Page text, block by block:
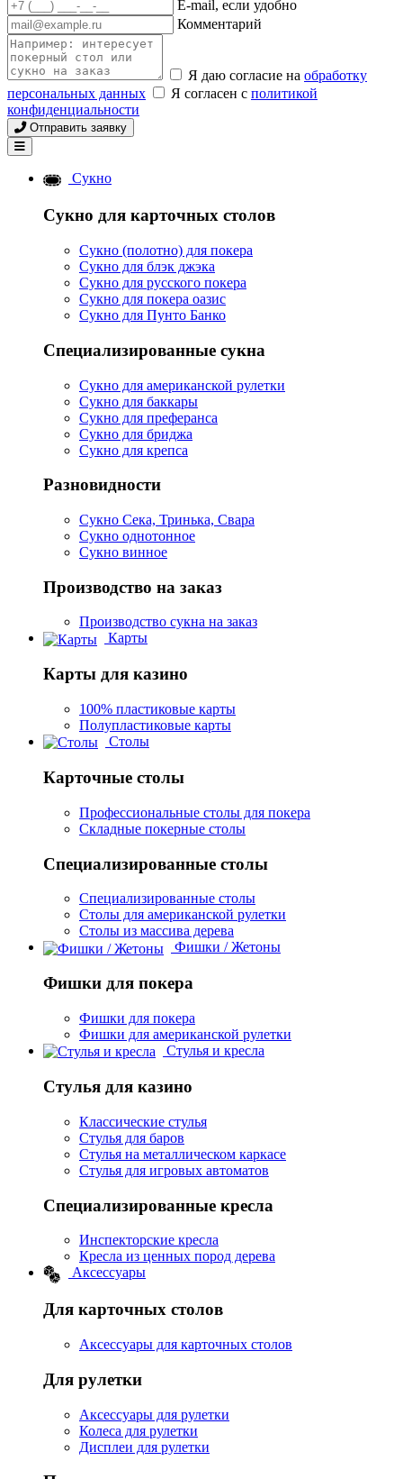
E-mail, если удобно
Комментарий
Я даю согласие на обработку
персональных данных
Я согласен с политикой
конфиденциальности
Отправить заявку
Сукно
Сукно для карточных столов
Сукно (полотно) для покера
Сукно для блэк джэка
Сукно для русского покера
Сукно для покера оазис
Сукно для Пунто Банко
Специализированные сукна
Сукно для американской рулетки
Сукно для баккары
Сукно для преферанса
Сукно для бриджа
Сукно для крепса
Разновидности
Сукно Сека, Тринька, Свара
Сукно однотонное
Сукно винное
Производство на заказ
Производство сукна на заказ
Карты
Карты для казино
100% пластиковые карты
Полупластиковые карты
Столы
Карточные столы
Профессиональные столы для покера
Складные покерные столы
Специализированные столы
Специализированные столы
Столы для американской рулетки
Столы из массива дерева
Фишки / Жетоны
Фишки для покера
Фишки для покера
Фишки для американской рулетки
Стулья и кресла
Стулья для казино
Классические стулья
Стулья для баров
Стулья на металлическом каркасе
Стулья для игровых автоматов
Специализированные кресла
Инспекторские кресла
Кресла из ценных пород дерева
Аксессуары
Для карточных столов
Аксессуары для карточных столов
Для рулетки
Аксессуары для рулетки
Колеса для рулетки
Дисплеи для рулетки